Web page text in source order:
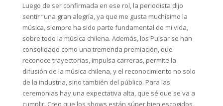
Luego de ser confirmada en ese rol, la periodista dijo
sentir “una gran alegría, ya que me gusta muchísimo la
música, siempre ha sido parte fundamental de mi vida,
sobre todo la música chilena. Además, los Pulsar se han
consolidado como una tremenda premiación, que
reconoce trayectorias, impulsa carreras, permite la
difusión de la música chilena, y el reconocimiento no solo
de la industria, sino también del público. Para las
ceremonias hay una expectativa alta, que sé que se va a
cumplir. Creo que los shows están súper bien escogidos,